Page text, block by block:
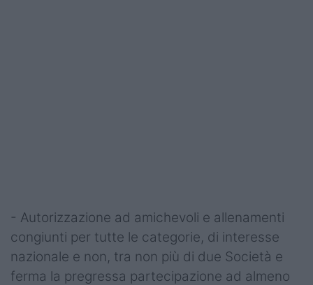
- Autorizzazione ad amichevoli e allenamenti
congiunti per tutte le categorie, di interesse
nazionale e non, tra non più di due Società e
ferma la pregressa partecipazione ad almeno